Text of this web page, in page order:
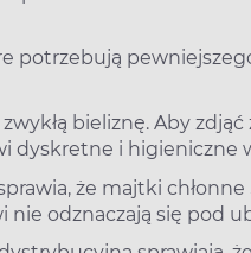
potrzebują
bieliznę. Aby
dyskretne i higieniczne
że majtki chłonne
odznaczają się pod